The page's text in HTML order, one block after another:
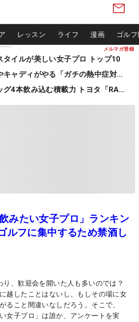
メルマガ登録
レッスン ライフ 漫画 ゴル
タイルが美しい女子プロ トップ10
女子プロやキャディがやる「ガチの熱中症対策」
ゴルフバッグ4本飲み込む積載力 トヨタ「RAV4」
みたい女子プロ」ランキン
ルフに集中するため禁酒し
、歓迎会を開いた人も多いのでは？
越したことはないし、もしその場に女
ること間違いなしだろう。そこで、
女子プロ」は誰か、アンケートを実